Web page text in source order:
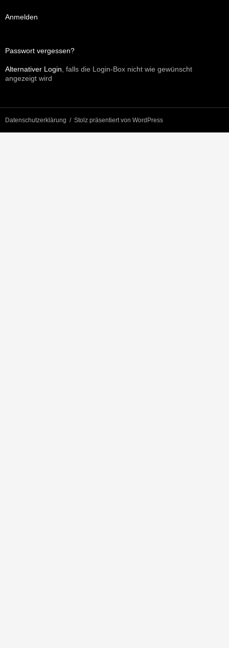
Anmelden
Passwort vergessen?
Alternativer Login , falls die Login-Box nicht wie gewünscht
angezeigt wird
Datenschutzerklärung Stolz präsentiert von WordPress